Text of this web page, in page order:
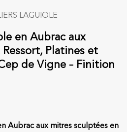
LAGUIOLE
en Aubrac aux
Platines et
de Vigne – Finition
Aubrac aux mitres sculptées en